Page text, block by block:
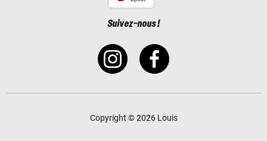
Suivez-nous !
Copyright © 2026 Louis